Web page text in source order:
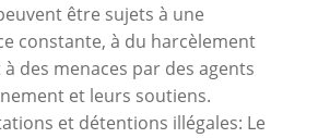
être sujets à une
constante, à du harcèlement
des menaces par des agents
et leurs soutiens.
et détentions illégales: Le